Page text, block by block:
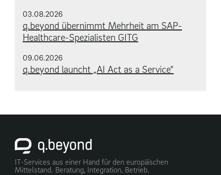
03.08.2026
q.beyond übernimmt Mehrheit am SAP-
Healthcare-Spezialisten GITG
09.06.2026
q.beyond launcht „AI Act as a Service“
IT-Services aus einer Hand für den europäischen
Mittelstand. Beratung, Integration, Betrieb.